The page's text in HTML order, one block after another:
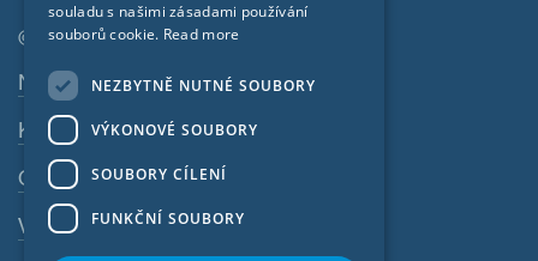
© SIGA 2026
Navigace zápatí
Nabídky práce
Kontakt
Ochrana osobních údajů
Výtisk
souladu s našimi zásadami používání
souborů cookie. Read more
NEZBYTNĚ NUTNÉ SOUBORY
VÝKONOVÉ SOUBORY
SOUBORY CÍLENÍ
FUNKČNÍ SOUBORY